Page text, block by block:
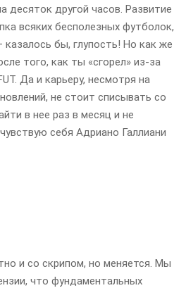
десяток другой часов. Развитие
всяких бесполезных футболок,
бы, глупость! Но как же
того, как ты «сгорел» из-за
Да и карьеру, несмотря на
не стоит списывать со
в нее раз в месяц и не
себя Адриано Галлиани
и со скрипом, но меняется. Мы
что фундаментальных